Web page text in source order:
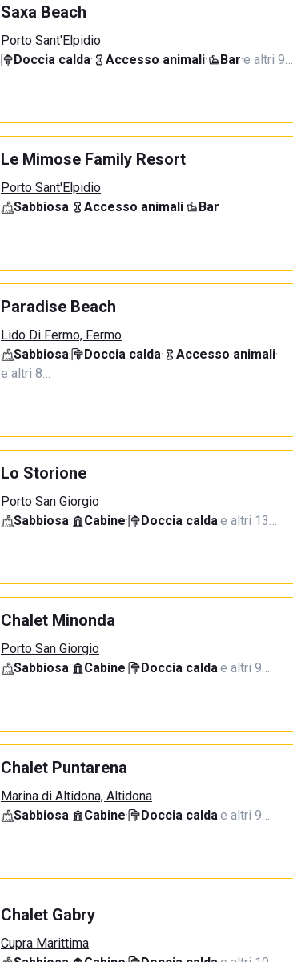
Saxa Beach
Porto Sant'Elpidio
Doccia calda· Accesso animali· Bar·e altri 9…
Le Mimose Family Resort
Porto Sant'Elpidio
Sabbiosa· Accesso animali·
Bar
Paradise Beach
Lido Di Fermo, Fermo
Sabbiosa· Doccia calda· Accesso animali·
e altri 8…
Lo Storione
Porto San Giorgio
Sabbiosa· Cabine· Doccia calda·e altri 13…
Chalet Minonda
Porto San Giorgio
Sabbiosa· Cabine· Doccia calda·e altri 9…
Chalet Puntarena
Marina di Altidona, Altidona
Sabbiosa· Cabine· Doccia calda·e altri 9…
Chalet Gabry
Cupra Marittima